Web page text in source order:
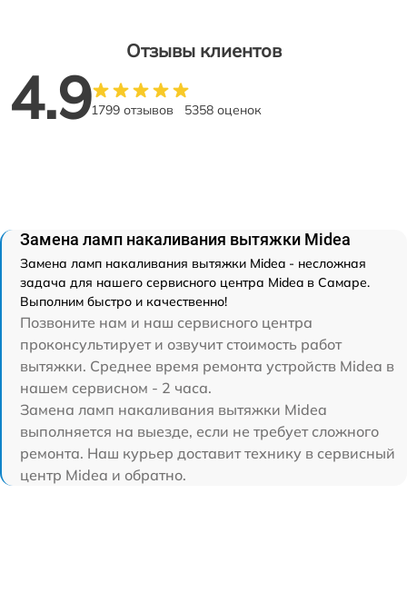
Отзывы клиентов
4.91799 отзывов 5358 оценок
Замена ламп накаливания вытяжки Midea
Замена ламп накаливания вытяжки Midea - несложная
задача для нашего сервисного центра Midea в Самаре.
Выполним быстро и качественно!
Позвоните нам и наш сервисного центра
проконсультирует и озвучит стоимость работ
вытяжки. Среднее время ремонта устройств Midea в
нашем сервисном - 2 часа.
Замена ламп накаливания вытяжки Midea
выполняется на выезде, если не требует сложного
ремонта. Наш курьер доставит технику в сервисный
центр Midea и обратно.